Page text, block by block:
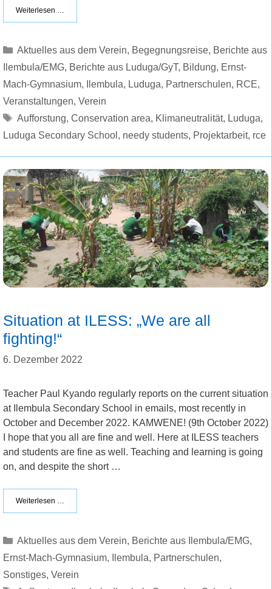
Weiterlesen …
Kategorien
Aktuelles aus dem Verein, Begegnungsreise, Berichte aus
Ilembula/EMG, Berichte aus Luduga/GyT, Bildung, Ernst-
Mach-Gymnasium, Ilembula, Luduga, Partnerschulen, RCE,
Veranstaltungen, Verein
Schlagwörter
Aufforstung, Conservation area, Klimaneutralität, Luduga,
Luduga Secondary School , needy students, Projektarbeit, rce
Situation at ILESS: „We are all
fighting!“
6. Dezember 2022
Teacher Paul Kyando regularly reports on the current situation
at Ilembula Secondary School in emails, most recently in
October and December 2022. KAMWENE! (9th October 2022)
I hope that you all are fine and well. Here at ILESS teachers
and students are fine as well. Teaching and learning is going
on, and despite the short …
Weiterlesen …
Kategorien
Aktuelles aus dem Verein, Berichte aus Ilembula/EMG,
Ernst-Mach-Gymnasium, Ilembula, Partnerschulen,
Sonstiges, Verein